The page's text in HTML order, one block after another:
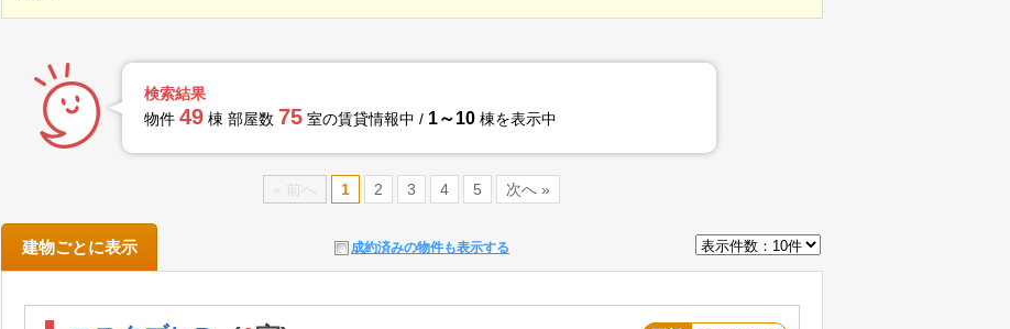
検索結果
物件 49 棟 部屋数 75 室の賃貸情報中 / 1～10 棟を表示中
« 前へ 1 2 3 4 5 次へ »
成約済みの物件も表示する
建物ごとに表示